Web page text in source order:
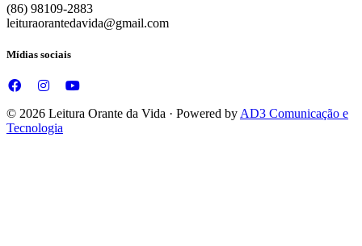
(86) 98109-2883
leituraorantedavida@gmail.com
Mídias sociais
© 2026 Leitura Orante da Vida · Powered by AD3 Comunicação e
Tecnologia